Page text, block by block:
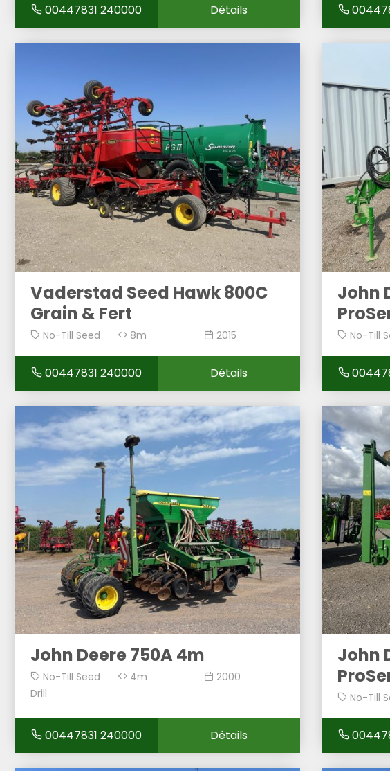
00447831 240000 Détails
Vaderstad Seed Hawk 800C
Grain & Fert
No-Till Seed
8m 2015
00447831 240000 Détails
John
No-Till
John Deere 750A 4m
No-Till Seed
Drill
4m 2000
00447831 240000 Détails
John
No-Till